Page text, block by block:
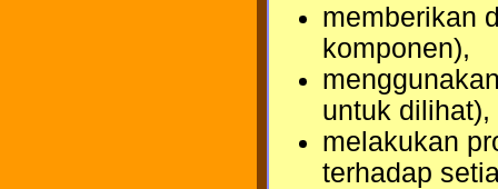
memberikan
komponen),
untuk dilihat),
melakukan
terhadap